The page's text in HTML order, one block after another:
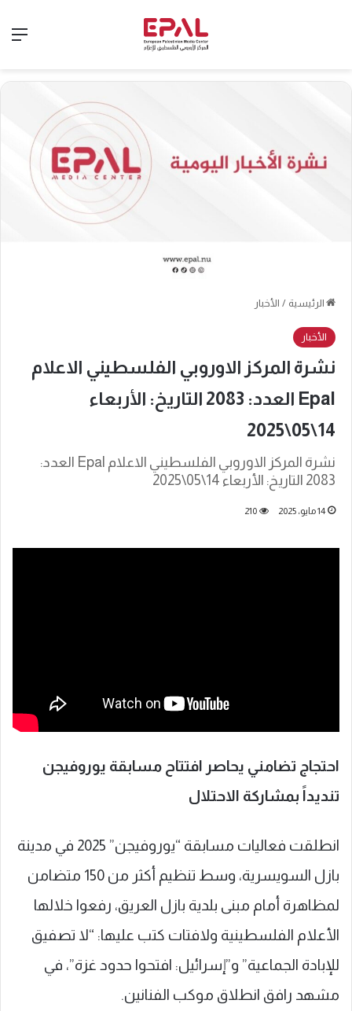
الرئيسية / الأخبار
الأخبار
نشرة المركز الاوروبي الفلسطيني الاعلام
Epal العدد: 2083 التاريخ: الأربعاء
14\05\2025
نشرة المركز الاوروبي الفلسطيني الاعلام Epal العدد:
2083 التاريخ: الأربعاء 14\05\2025
14 مايو، 2025 210
احتجاج تضامني يحاصر افتتاح مسابقة يوروفيجن
تنديداً بمشاركة الاحتلال
انطلقت فعاليات مسابقة “يوروفيجن” 2025 في مدينة
بازل السويسرية، وسط تنظيم أكثر من 150 متضامن
لمظاهرة أمام مبنى بلدية بازل العريق، رفعوا خلالها
الأعلام الفلسطينية ولافتات كتب عليها: “لا تصفيق
للإبادة الجماعية” و”إسرائيل: افتحوا حدود غزة”، في
مشهد رافق انطلاق موكب الفنانين.